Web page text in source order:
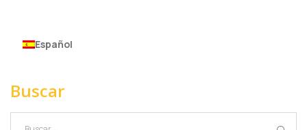
Español
Buscar